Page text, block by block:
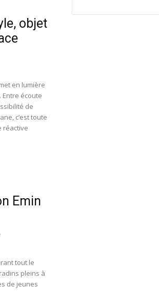
objet
en lumière
Entre écoute
de
c’est toute
réactive
Emin
tout le
pleins à
de jeunes